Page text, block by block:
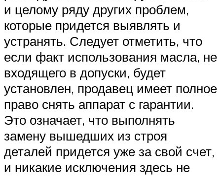
и целому ряду других проблем,
которые придется выявлять и
устранять. Следует отметить, что
если факт использования масла, не
входящего в допуски, будет
установлен, продавец имеет полное
право снять аппарат с гарантии.
Это означает, что выполнять
замену вышедших из строя
деталей придется уже за свой счет,
и никакие исключения здесь не